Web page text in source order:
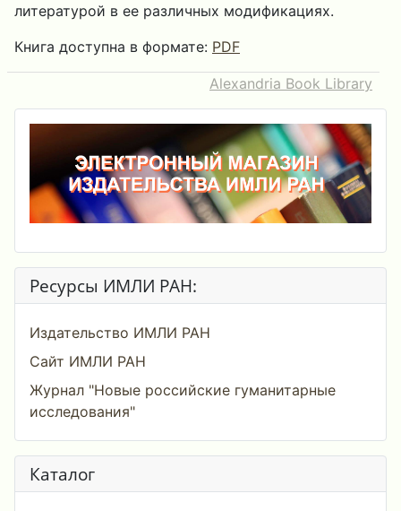
литературой в ее различных модификациях.
Книга доступна в формате: PDF
Alexandria Book Library
Ресурсы ИМЛИ РАН:
Издательство ИМЛИ РАН
Сайт ИМЛИ РАН
Журнал "Новые российские гуманитарные
исследования"
Каталог